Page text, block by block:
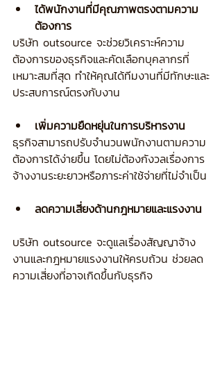
ได้พนักงานที่มีคุณภาพตรงตามความ
ต้องการ
บริษัท outsource จะช่วยวิเคราะห์ความ
ต้องการของธุรกิจและคัดเลือกบุคลากรที่
เหมาะสมที่สุด ทำให้คุณได้ทีมงานที่มีทักษะและ
ประสบการณ์ตรงกับงาน
เพิ่มความยืดหยุ่นในการบริหารงาน
ธุรกิจสามารถปรับจำนวนพนักงานตามความ
ต้องการได้ง่ายขึ้น โดยไม่ต้องกังวลเรื่องการ
จ้างงานระยะยาวหรือภาระค่าใช้จ่ายที่ไม่จำเป็น
ลดความเสี่ยงด้านกฎหมายและแรงงาน
บริษัท outsource จะดูแลเรื่องสัญญาจ้าง
งานและกฎหมายแรงงานให้ครบถ้วน ช่วยลด
ความเสี่ยงที่อาจเกิดขึ้นกับธุรกิจ